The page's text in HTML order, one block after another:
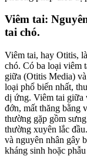
Viêm tai:
tai chó.
Viêm tai, hay Otitis,
chó. Có ba loại viêm
giữa (Otitis Media)
loại phổ biến nhất,
dị ứng. Viêm tai giữa
đớn, mất thăng bằng
thường gặp gồm
thường xuyên lắc
và nguyên nhân gây
kháng sinh hoặc